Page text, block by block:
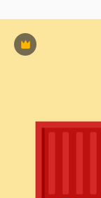
Premium